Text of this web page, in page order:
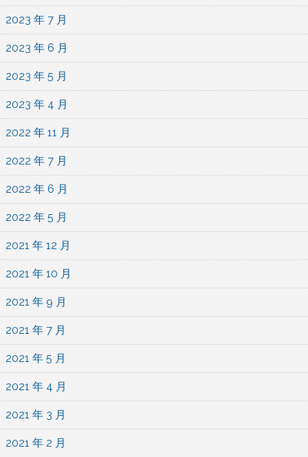
2023 年 7 月
2023 年 6 月
2023 年 5 月
2023 年 4 月
2022 年 11 月
2022 年 7 月
2022 年 6 月
2022 年 5 月
2021 年 12 月
2021 年 10 月
2021 年 9 月
2021 年 7 月
2021 年 5 月
2021 年 4 月
2021 年 3 月
2021 年 2 月